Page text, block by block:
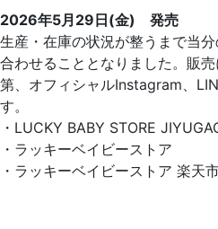
2026年5月29日(金) 発売
生産・在庫の状況が整うまで当
合わせることとなりました。販
第、オフィシャルInstagram、
す。
・LUCKY BABY STORE
・ラッキーベイビーストア
・ラッキーベイビーストア 楽天